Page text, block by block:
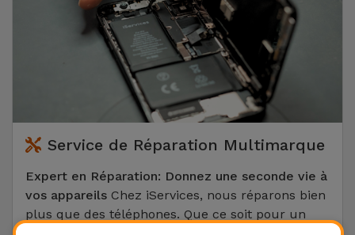
Service de Réparation Multimarque
Expert en Réparation: Donnez une seconde vie à
vos appareils Chez iServices, nous réparons bien
plus que des téléphones. Que ce soit pour un